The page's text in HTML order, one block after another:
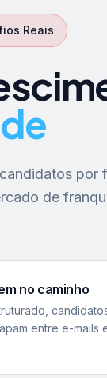
Reais
de
no caminho
entre e-mails